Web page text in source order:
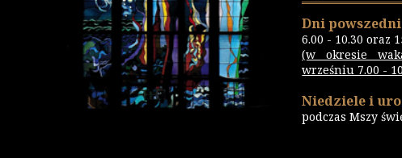
Dni
6.00 - 10.30 oraz
(w okresie
wrześniu 7.00 -
Niedziele i
podczas Mszy